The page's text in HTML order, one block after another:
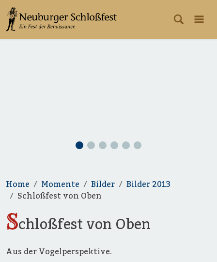
Home Momente Bilder
Bilder 2013
Schloßfest von Oben
Schloßfest von Oben
Aus der Vogelperspektive.